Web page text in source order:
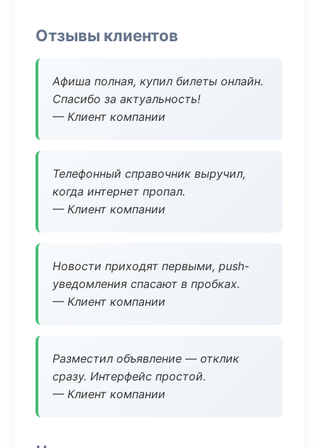
Отзывы клиентов
Афиша полная, купил билеты онлайн.
Спасибо за актуальность!
— Клиент компании
Телефонный справочник выручил,
когда интернет пропал.
— Клиент компании
Новости приходят первыми, push-
уведомления спасают в пробках.
— Клиент компании
Разместил объявление — отклик
сразу. Интерфейс простой.
— Клиент компании